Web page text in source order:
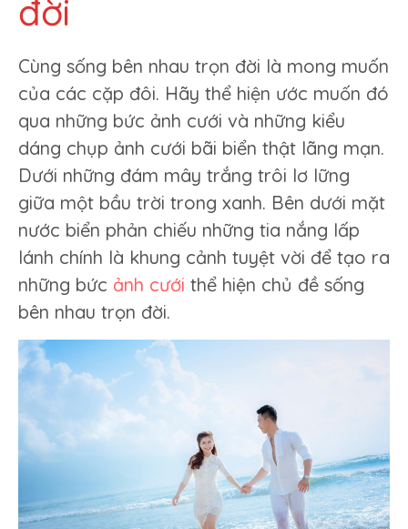
đời
Cùng sống bên nhau trọn đời là mong muốn
của các cặp đôi. Hãy thể hiện ước muốn đó
qua những bức ảnh cưới và những kiểu
dáng chụp ảnh cưới bãi biển thật lãng mạn.
Dưới những đám mây trắng trôi lơ lững
giữa một bầu trời trong xanh. Bên dưới mặt
nước biển phản chiếu những tia nắng lấp
lánh chính là khung cảnh tuyệt vời để tạo ra
những bức ảnh cưới thể hiện chủ đề sống
bên nhau trọn đời.